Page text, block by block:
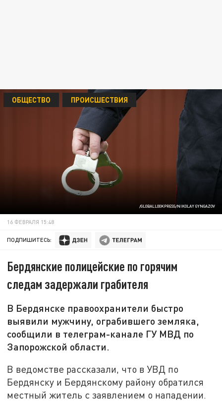
/GLOBALLOOKPRESS/NIKOLAY GYNGAZOV
ОБЩЕСТВО ПРОИСШЕСТВИЯ
16 ФЕВРАЛЯ 15:48
ПОДПИШИТЕСЬ:
Бердянские полицейские по горячим
следам задержали грабителя
В Бердянске правоохранители быстро
выявили мужчину, ограбившего земляка,
сообщили в телеграм-канале ГУ МВД по
Запорожской области.
В ведомстве рассказали, что в УВД по
Бердянску и Бердянскому району обратился
местный житель с заявлением о нападении.